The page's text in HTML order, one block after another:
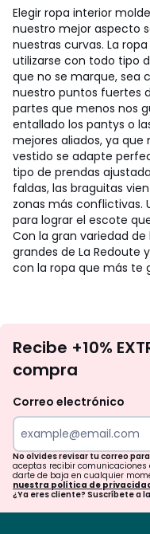
Elegir ropa interior
nuestro mejor aspecto
nuestras curvas. La
utilizarse con todo tipo
que no se marque, sea
nuestro puntos fuertes
partes que menos nos
entallado los pantys o
mejores aliados, ya
vestido se adapte
tipo de prendas
faldas, las braguitas
zonas más conflictivas.
para lograr el escote
Con la gran variedad
grandes de La Redoute
con la ropa que más te
Recibe +10%
compra
Correo electrónico
No olvides revisar tu correo
aceptas recibir comunicaciones
darte de baja en cualquier
nuestra política de
¿Ya eres cliente? Suscríbete a